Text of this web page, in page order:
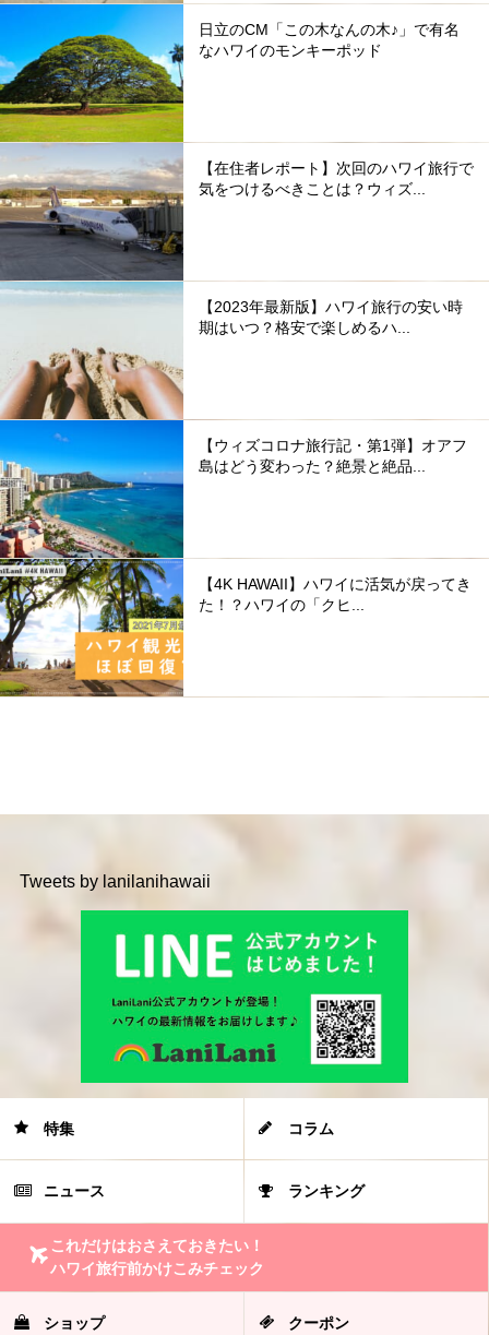
日立のCM「この木なんの木♪」で有名
なハワイのモンキーポッド
【在住者レポート】次回のハワイ旅行で
気をつけるべきことは？ウィズ...
【2023年最新版】ハワイ旅行の安い時
期はいつ？格安で楽しめるハ...
【ウィズコロナ旅行記・第1弾】オアフ
島はどう変わった？絶景と絶品...
【4K HAWAII】ハワイに活気が戻ってき
た！？ハワイの「クヒ...
Tweets by lanilanihawaii
特集 コラム
ニュース ランキング
これだけはおさえておきたい！
ハワイ旅行前かけこみチェック
ショップ クーポン